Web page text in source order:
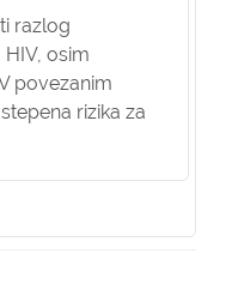
razlog
osim
povezanim
rizika za